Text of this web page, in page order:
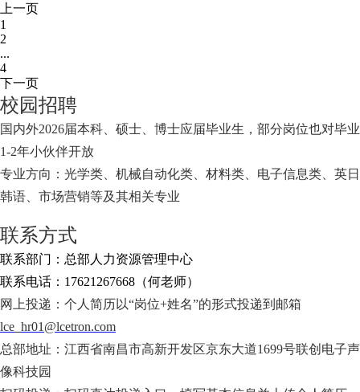
上一页
1
2
...
4
下一页
校园招聘
国内外2026届本科、硕士、博士应届毕业生，部分岗位也对毕业
1-2年小伙伴开放
专业方向：光学类、机械自动化类、材料类、电子信息类、英日
韩语、市场营销等及其相关专业
联系方式
联系部门：总部人力资源管理中心
联系电话：17621267668（何老师）
网上投递：个人简历以“岗位+姓名”的形式投递到邮箱
lce_hr01@lcetron.com
总部地址：江西省南昌市高新开发区京东大道1699号联创电子声
像科技园